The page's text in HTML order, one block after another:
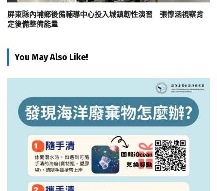
屏東縣內埔鄉後備輔導中心投入城鎮韌性演習 張惇涵視察肯
定後備整備能量
You May Also Like!